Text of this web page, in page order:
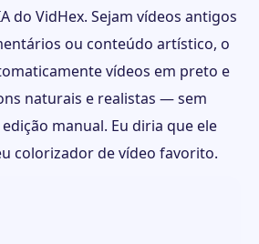
do VidHex. Sejam vídeos antigos
ou conteúdo artístico, o
vídeos em preto e
naturais e realistas — sem
manual. Eu diria que ele
colorizador de vídeo favorito.